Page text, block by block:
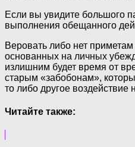
Если вы увидите большого
выполнения обещанного
Веровать либо нет
основанных на личных
излишним будет время от
старым «забобонам»,
то либо другое воздействие
Читайте также: